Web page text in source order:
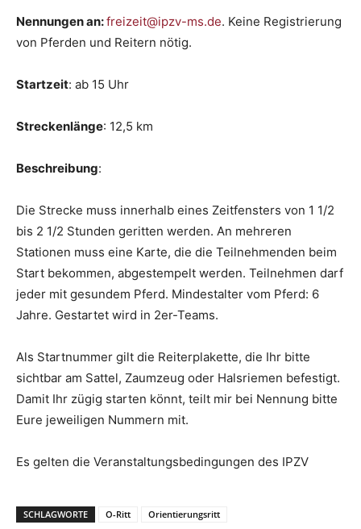
Nennungen an:freizeit@ipzv-ms.de. Keine Registrierung
von Pferden und Reitern nötig.
Startzeit: ab 15 Uhr
Streckenlänge: 12,5 km
Beschreibung:
Die Strecke muss innerhalb eines Zeitfensters von 1 1/2
bis 2 1/2 Stunden geritten werden. An mehreren
Stationen muss eine Karte, die die Teilnehmenden beim
Start bekommen, abgestempelt werden. Teilnehmen darf
jeder mit gesundem Pferd. Mindestalter vom Pferd: 6
Jahre. Gestartet wird in 2er-Teams.
Als Startnummer gilt die Reiterplakette, die Ihr bitte
sichtbar am Sattel, Zaumzeug oder Halsriemen befestigt.
Damit Ihr zügig starten könnt, teilt mir bei Nennung bitte
Eure jeweiligen Nummern mit.
Es gelten die Veranstaltungsbedingungen des IPZV
SCHLAGWORTE O-Ritt Orientierungsritt